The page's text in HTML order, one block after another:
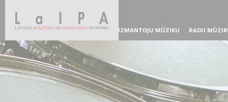
IZMANTOJU MŪZIKU RADU